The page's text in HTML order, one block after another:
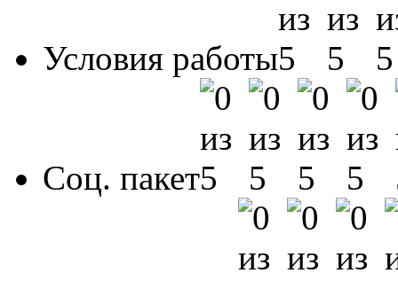
Условия работы
Соц. пакет